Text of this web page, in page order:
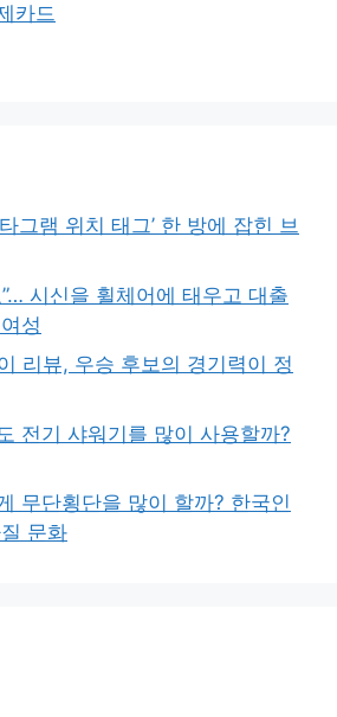
카드
그램 위치 태그’ 한 방에 잡힌 브
시신을 휠체어에 태우고 대출
성
리뷰, 우승 후보의 경기력이 정
전기 샤워기를 많이 사용할까?
무단횡단을 많이 할까? 한국인
문화